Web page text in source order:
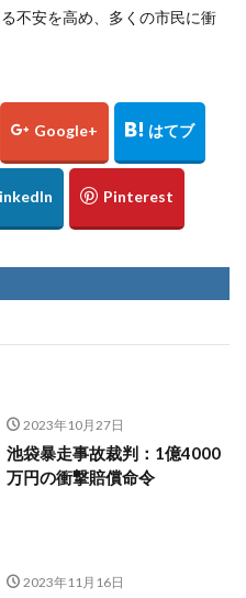
不安を高め、多くの市民に衝
2023年10月27日
池袋暴走事故裁判：1億4000
万円の衝撃賠償命令
2023年11月16日